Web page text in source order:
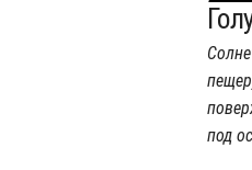
под